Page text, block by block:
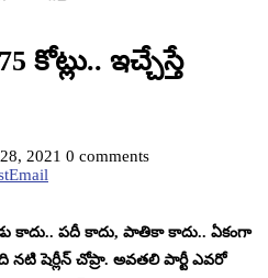
కోట్లు.. ఇచ్చేస్తే
2021 0 comments
Email
కాదు.. పదీ కాదు, పాతికా కాదు.. ఏకంగా
నటి షెర్లీన్ చోప్రా. అవతలి పార్టీ ఎవరో